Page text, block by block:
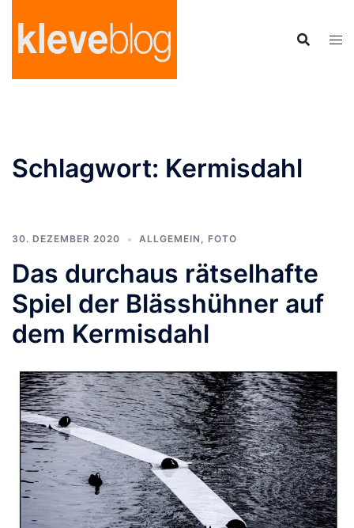
Inhalt
springen
Schlagwort: Kermisdahl
30. DEZEMBER 2020 ALLGEMEIN , FOTO
Das durchaus rätselhafte
Spiel der Blässhühner auf
dem Kermisdahl